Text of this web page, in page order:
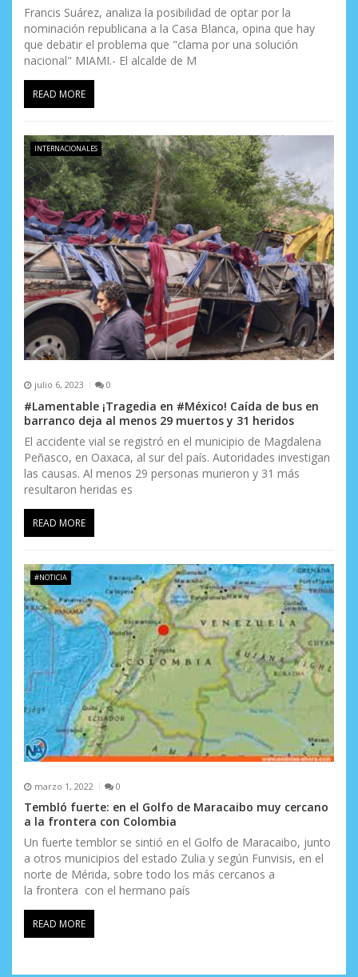
Francis Suárez, analiza la posibilidad de optar por la
nominación republicana a la Casa Blanca, opina que hay
que debatir el problema que "clama por una solución
nacional" MIAMI.- El alcalde de M
READ MORE
INTERNACIONALES
julio 6, 2023 0
#Lamentable ¡Tragedia en #México! Caída de bus en
barranco deja al menos 29 muertos y 31 heridos
El accidente vial se registró en el municipio de Magdalena
Peñasco, en Oaxaca, al sur del país. Autoridades investigan
las causas. Al menos 29 personas murieron y 31 más
resultaron heridas es
READ MORE
#NOTICIA
marzo 1, 2022 0
Tembló fuerte: en el Golfo de Maracaibo muy cercano
a la frontera con Colombia
Un fuerte temblor se sintió en el Golfo de Maracaibo, junto
a otros municipios del estado Zulia y según Funvisis, en el
norte de Mérida, sobre todo los más cercanos a
la frontera con el hermano país
READ MORE